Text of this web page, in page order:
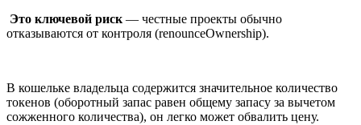
Это ключевой риск — честные проекты обычно
отказываются от контроля (renounceOwnership).
В кошельке владельца содержится значительное количество
токенов (оборотный запас равен общему запасу за вычетом
сожженного количества), он легко может обвалить цену.